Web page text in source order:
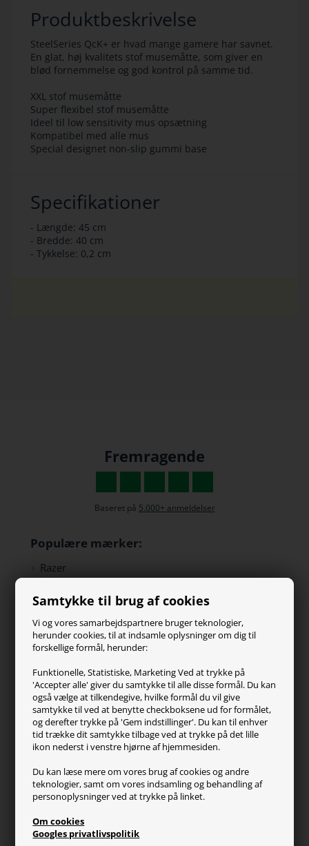
Samtykke til brug af cookies
Vi og vores samarbejdspartnere bruger teknologier,
herunder cookies, til at indsamle oplysninger om dig til
forskellige formål, herunder:
Funktionelle, Statistiske, Marketing Ved at trykke på
'Accepter alle' giver du samtykke til alle disse formål. Du kan
også vælge at tilkendegive, hvilke formål du vil give
samtykke til ved at benytte checkboksene ud for formålet,
og derefter trykke på 'Gem indstillinger'. Du kan til enhver
tid trække dit samtykke tilbage ved at trykke på det lille
ikon nederst i venstre hjørne af hjemmesiden.
Du kan læse mere om vores brug af cookies og andre
teknologier, samt om vores indsamling og behandling af
personoplysninger ved at trykke på linket.
Om cookies
Googles privatlivspolitik
Produktbeskrivelse
SteelSeries QcK+ er hvad mange gamere har savnet.
En glat, høj kvalitets stof musemåtte, som giver en
blød fornemmelse og god kontrol på samme tid.
XXL stof musemåtte
Super flexibel stof musemåtte
Ideel til low sensitivity mus opsætning
Kompatibel med alle mus
Special designet non-slip gummi base
Specifikationer
- Længde: 45 cm
- Bredde: 40 cm
- Tykkelse: 0,2 cm
Fremragende
Baseret på 5.000+ anmeldelser
Populære mærker:
Razer
SteelSeries
ZOWIE
Turtle Beach
Kundeservice
Kontakt os
FAQ
Handelsvilkår
Reklamation
Generel info
Om os
Fragt og levering